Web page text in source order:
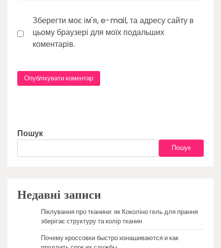
Зберегти моє ім'я, e-mail, та адресу сайту в
цьому браузері для моїх подальших
коментарів.
Пошук
Пошук
Недавні записи
Піклування про тканини: як Коколіно гель для прання
зберігає структуру та колір тканин
Почему кроссовки быстро изнашиваются и как